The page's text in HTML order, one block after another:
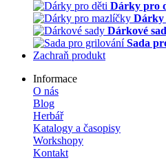
Dárky pro
Dárky
Dárkové
Sada
Zachraň produkt
Informace
O nás
Blog
Herbář
Katalogy a časopisy
Workshopy
Kontakt